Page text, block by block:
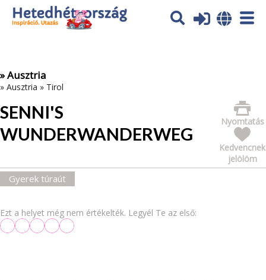
Az oldal sütiket (cookies) használ. További tájékoztatás itt:
Adatvédelmi tájékoztató
» Ausztria
» Ausztria » Tirol
SENNI'S
WUNDERWANDERWEG
Nyomtatás
Kedvencnek
jelölöm
Gyerek túraút
Ezt a helyet még nem értékelték. Legyél Te az első: